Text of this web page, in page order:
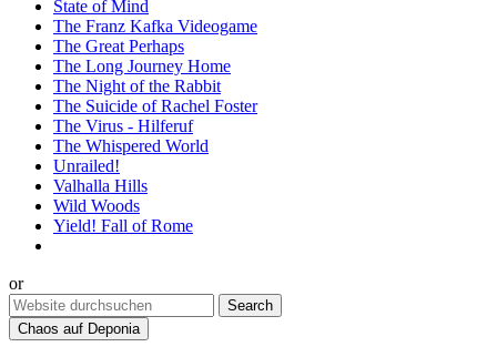
State of Mind
The Franz Kafka Videogame
The Great Perhaps
The Long Journey Home
The Night of the Rabbit
The Suicide of Rachel Foster
The Virus - Hilferuf
The Whispered World
Unrailed!
Valhalla Hills
Wild Woods
Yield! Fall of Rome
or
Chaos auf Deponia